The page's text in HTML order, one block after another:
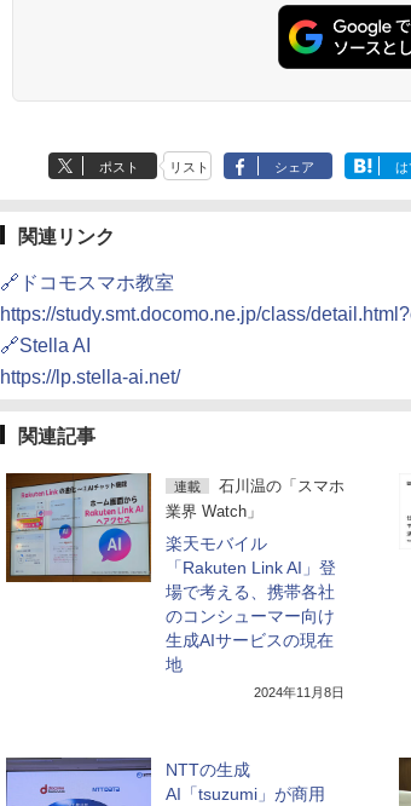
ポスト リスト シェア は
関連リンク
🔗ドコモスマホ教室
https://study.smt.docomo.ne.jp/class/
🔗Stella AI
https://lp.stella-ai.net/
関連記事
連載
石川温の「スマホ
業界 Watch」
楽天モバイル
「Rakuten Link AI」登
場で考える、携帯各社
のコンシューマー向け
生成AIサービスの現在
地
2024年11月8日
NTTの生成
AI「tsuzumi」が商用